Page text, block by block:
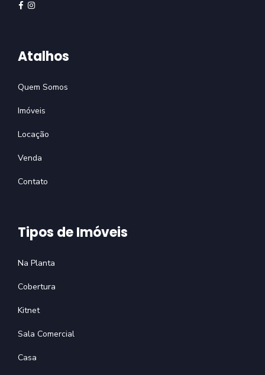
Atalhos
Quem Somos
Imóveis
Locação
Venda
Contato
Tipos de Imóveis
Na Planta
Cobertura
Kitnet
Sala Comercial
Casa